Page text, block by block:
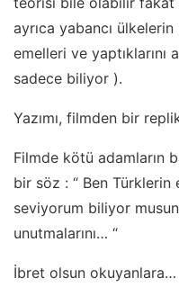
ayrıca yabancı
emelleri ve
sadece biliyor ).
Yazımı, filmden bir
Filmde kötü adamların
bir söz : “ Ben
seviyorum biliyor
unutmalarını… “
İbret olsun okuyanlara…